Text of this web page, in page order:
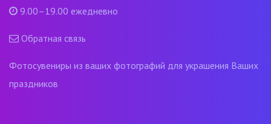
9.00–19.00 ежедневно
Обратная связь
Фотосувениры из ваших фотографий для украшения Ваших
праздников